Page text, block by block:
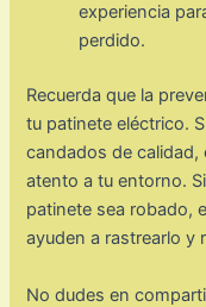
experiencia
perdido.
Recuerda que la
tu patinete eléctrico.
candados de calidad,
atento a tu entorno.
patinete sea robado,
ayuden a rastrearlo y
No dudes en